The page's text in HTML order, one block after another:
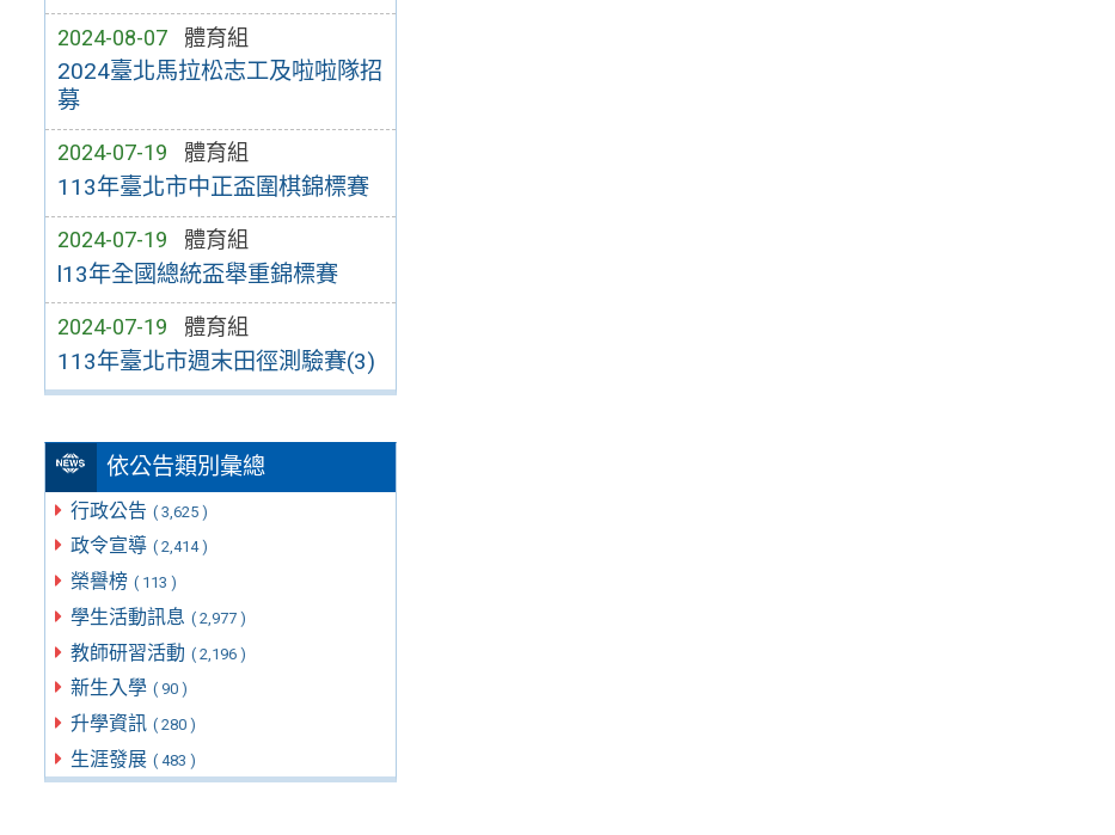
2024-08-07 體育組
2024臺北馬拉松志工及啦啦隊招
募
2024-07-19 體育組
113年臺北市中正盃圍棋錦標賽
2024-07-19 體育組
l13年全國總統盃舉重錦標賽
2024-07-19 體育組
113年臺北市週末田徑測驗賽(3)
依公告類別彙總
行政公告 ( 3,625 )
政令宣導 ( 2,414 )
榮譽榜 ( 113 )
學生活動訊息 ( 2,977 )
教師研習活動 ( 2,196 )
新生入學 ( 90 )
升學資訊 ( 280 )
生涯發展 ( 483 )